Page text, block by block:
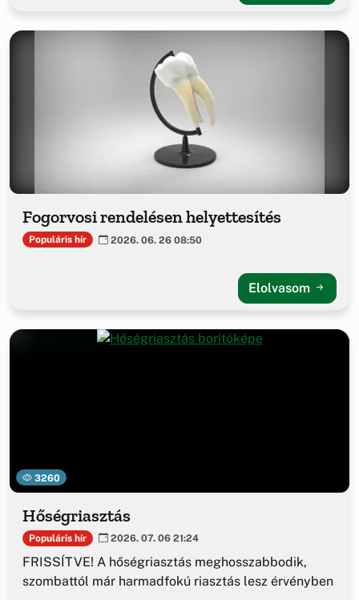
Fogorvosi rendelésen helyettesítés
Populáris hír 2026. 06. 26 08:50
Elolvasom
3260
Hőségriasztás
Populáris hír 2026. 07. 06 21:24
FRISSÍTVE! A hőségriasztás meghosszabbodik,
szombattól már harmadfokú riasztás lesz érvényben